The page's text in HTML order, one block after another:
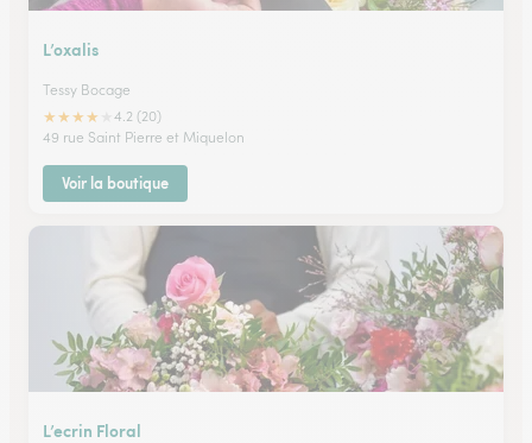
L’oxalis
Tessy Bocage
★★★★
4.2 (20)
49 rue Saint Pierre et Miquelon
Voir la boutique
L’ecrin Floral